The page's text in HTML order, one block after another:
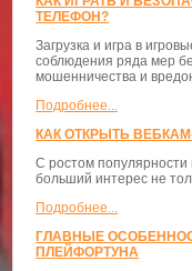
ТЕЛЕФОН?
Загрузка и игра в
соблюдения ряда мер
мошенничества и
Подробнее...
КАК ОТКРЫТЬ
С ростом популярности
больший интерес не
Подробнее...
ГЛАВНЫЕ
ПЛЕЙФОРТУНА